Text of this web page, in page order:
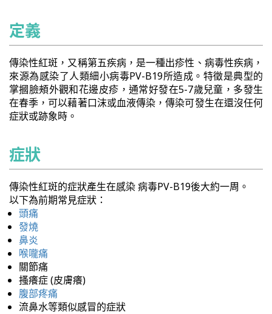
定義
傳染性紅斑，又稱第五疾病，是一種出疹性、病毒性疾病，
來源為感染了人類細小病毒PV-B19所造成。特徵是典型的
掌摑臉頰外觀和花邊皮疹，通常好發在5-7歲兒童，多發生
在春季，可以藉著口沫或血液傳染，傳染可發生在還沒任何
症狀或跡象時。
症狀
傳染性紅斑的症狀產生在感染 病毒PV-B19後大約一周。
以下為前期常見症狀：
頭痛
發燒
鼻炎
喉嚨痛
關節痛
搔癢症 (皮膚癢)
腹部疼痛
流鼻水等類似感冒的症狀